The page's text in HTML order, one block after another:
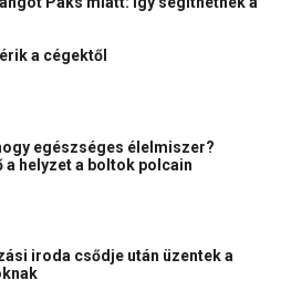
a cégektől
egészséges élelmiszer?
a helyzet a boltok polcain
iroda csődje után üzentek a